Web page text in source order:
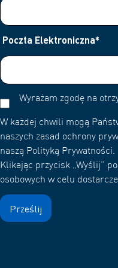
Poczta Elektroniczna*
Wyrażam zgodę na
W każdej chwili mogą
naszych zasad ochrony
naszą Polityką Prywatności.
Klikając przycisk „Wyślij”
osobowych w celu